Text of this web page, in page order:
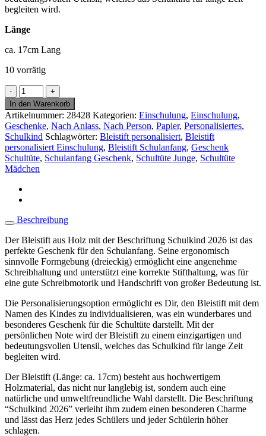
begleiten wird.
Länge
ca. 17cm Lang
10 vorrätig
Schulkind
2026
Bleistift
personalisiert
mit
Name
-
Geschenk
Schulanfang,
Schultüte
-
Menge
In den Warenkorb
Artikelnummer: 28428 Kategorien: Einschulung, Einschulung,
Geschenke, Nach Anlass, Nach Person, Papier, Personalisiertes,
Schulkind Schlagwörter: Bleistift personalisiert, Bleistift
personalisiert Einschulung, Bleistift Schulanfang, Geschenk
Schultüte, Schulanfang Geschenk, Schultüte Junge, Schultüte
Mädchen
Beschreibung
Der Bleistift aus Holz mit der Beschriftung Schulkind 2026 ist das
perfekte Geschenk für den Schulanfang. Seine ergonomisch
sinnvolle Formgebung (dreieckig) ermöglicht eine angenehme
Schreibhaltung und unterstützt eine korrekte Stifthaltung, was für
eine gute Schreibmotorik und Handschrift von großer Bedeutung ist.
Die Personalisierungsoption ermöglicht es Dir, den Bleistift mit dem
Namen des Kindes zu individualisieren, was ein wunderbares und
besonderes Geschenk für die Schultüte darstellt. Mit der
persönlichen Note wird der Bleistift zu einem einzigartigen und
bedeutungsvollen Utensil, welches das Schulkind für lange Zeit
begleiten wird.
Der Bleistift (Länge: ca. 17cm) besteht aus hochwertigem
Holzmaterial, das nicht nur langlebig ist, sondern auch eine
natürliche und umweltfreundliche Wahl darstellt. Die Beschriftung
“Schulkind 2026” verleiht ihm zudem einen besonderen Charme
und lässt das Herz jedes Schülers und jeder Schülerin höher
schlagen.